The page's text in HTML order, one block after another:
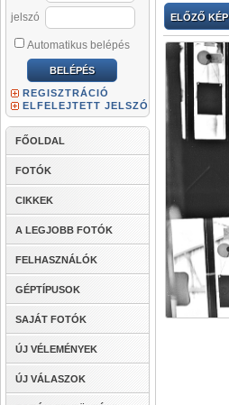
jelszó
Automatikus belépés
REGISZTRÁCIÓ
ELFELEJTETT JELSZÓ
FŐOLDAL
FOTÓK
CIKKEK
A LEGJOBB FOTÓK
FELHASZNÁLÓK
GÉPTÍPUSOK
SAJÁT FOTÓK
ÚJ VÉLEMÉNYEK
ÚJ VÁLASZOK
ELŐZŐ KÉP